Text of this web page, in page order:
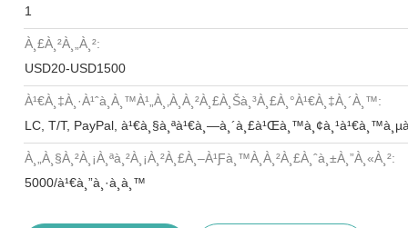
1
À¸£à¸²à¸„à¸²:
USD20-USD1500
À¹€à¸‡à¸·à¹ˆà¸­à¸™à¹„à¸‚à¸à¸²à¸£à¸Šà¸³à¸£à¸°à¹€à¸‡à¸´à¸™:
LC, T/T, PayPal,
À¸„à¸§à¸²à¸¡à¸ªà¸²à¸¡à¸²à¸£à¸–À¹ƒà¸™à¸à¸²à¸£à¸ˆà¸±à¸”à¸«à¸²:
5000/à¹€à¸”à¸·à¸­à¸™